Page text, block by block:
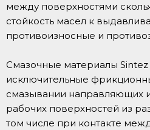
между поверхностями
стойкость масел к
противоизносные и
Смазочные материалы
исключительные
смазывании направляющих
рабочих поверхностей из
том числе при контакте